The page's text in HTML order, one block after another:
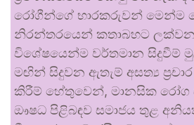
රෝගීන්ගේ භාරකරුවන් මෙන්ම
නිරන්තරයෙන් කතාබහට ලක්වන
විශේෂයෙන්ම වර්තමාන සිදුවීම්
මඟින් සිදුවන ඇතැම් අසත්‍ය
කිරීම් හේතුවෙන්, මානසික රෝග
ඖෂධ පිළිබඳව සමාජය තුළ